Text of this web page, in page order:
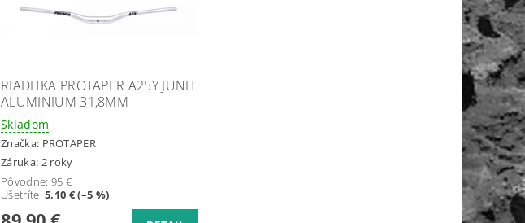
RIADITKA PROTAPER A25Y JUNIT
ALUMINIUM 31,8MM
Skladom
Značka: PROTAPER
Záruka: 2 roky
Pôvodne: 95 €
Ušetríte:5,10 € (–5 %)